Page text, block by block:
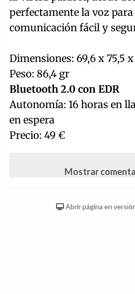
perfectamente la voz
comunicación fácil y
Dimensiones: 69,6 x 75,5
Peso: 86,4 gr
Bluetooth 2.0 con EDR
Autonomía: 16 horas en
en espera
Precio: 49 €
Mostrar
Abrir página en